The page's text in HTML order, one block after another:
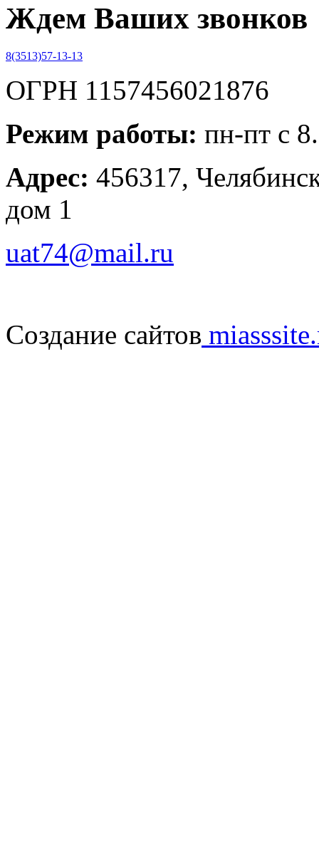
Ждем Ваших звонков
8(3513)57-13-13
ОГРН 1157456021876
Режим работы: пн-пт с
Адрес: 456317,
дом 1
uat74@mail.ru
Создание сайтов